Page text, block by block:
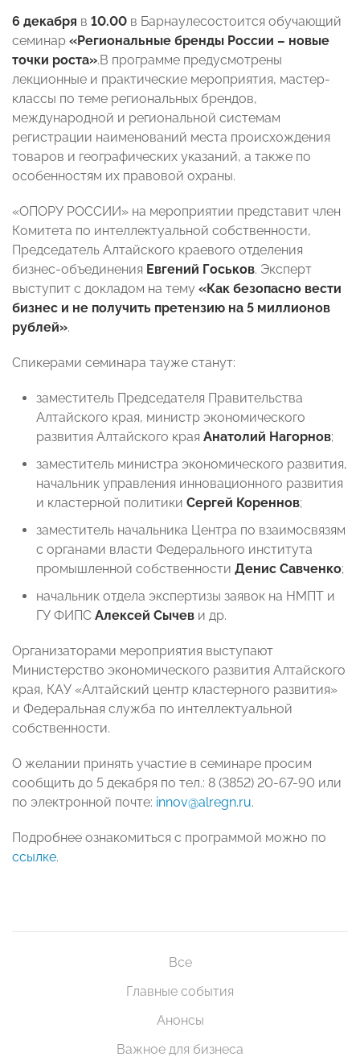
6 декабря в 10.00 в Барнаулесостоится обучающий
семинар «Региональные бренды России – новые
точки роста».В программе предусмотрены
лекционные и практические мероприятия, мастер-
классы по теме региональных брендов,
международной и региональной системам
регистрации наименований места происхождения
товаров и географических указаний, а также по
особенностям их правовой охраны.
«ОПОРУ РОССИИ» на мероприятии представит член
Комитета по интеллектуальной собственности,
Председатель Алтайского краевого отделения
бизнес-объединения Евгений Госьков. Эксперт
выступит с докладом на тему «Как безопасно вести
бизнес и не получить претензию на 5 миллионов
рублей».
Спикерами семинара тауже станут:
заместитель Председателя Правительства
Алтайского края, министр экономического
развития Алтайского края Анатолий Нагорнов;
заместитель министра экономического развития,
начальник управления инновационного развития
и кластерной политики Сергей Кореннов;
заместитель начальника Центра по взаимосвязям
с органами власти Федерального института
промышленной собственности Денис Савченко;
начальник отдела экспертизы заявок на НМПТ и
ГУ ФИПС Алексей Сычев и др.
Организаторами мероприятия выступают
Министерство экономического развития Алтайского
края, КАУ «Алтайский центр кластерного развития»
и Федеральная служба по интеллектуальной
собственности.
О желании принять участие в семинаре просим
сообщить до 5 декабря по тел.: 8 (3852) 20-67-90 или
по электронной почте: innov@alregn.ru.
Подробнее ознакомиться с программой можно по
ссылке.
Все
Главные события
Анонсы
Важное для бизнеса